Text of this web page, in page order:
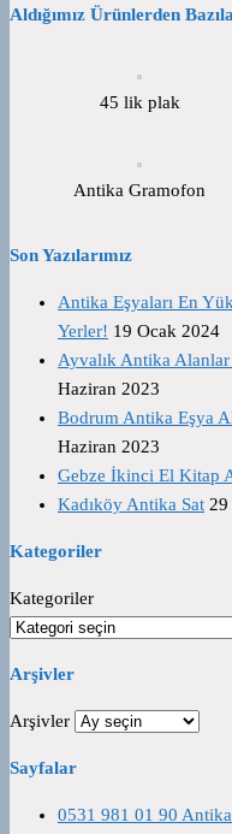
Aldığımız Ürünlerden
45 lik plak
Antika Gramofon
Son Yazılarımız
Antika Eşyaları En
Yerler! 19 Ocak 2024
Ayvalık Antika Alanlar
Haziran 2023
Bodrum Antika Eşya
Haziran 2023
Gebze İkinci El Kitap
Kadıköy Antika Sat 29
Kategoriler
Kategoriler
Arşivler
Arşivler
Sayfalar
0531 981 01 90 Antika